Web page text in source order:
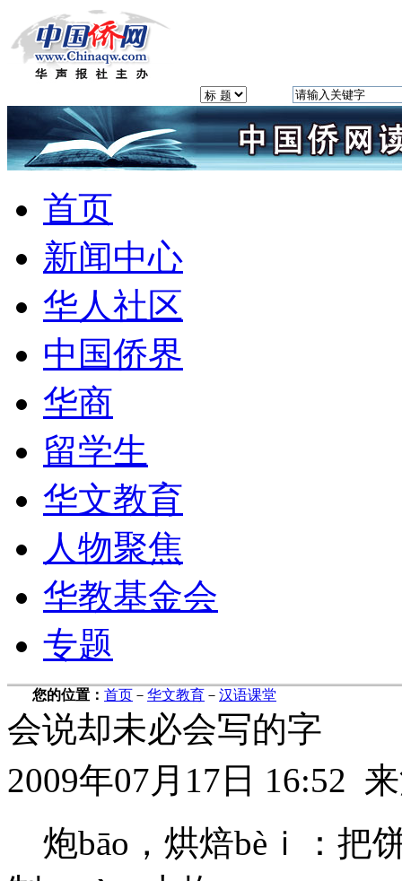
首页
新闻中心
华人社区
中国侨界
华商
留学生
华文教育
人物聚焦
华教基金会
专题
您的位置： 首页 － 华文教育 － 汉语课堂
会说却未必会写的字
2009年07月17日 16:52
炮bāo，烘焙bèｉ：把